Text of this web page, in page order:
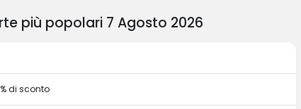
più popolari 7 Agosto 2026
di sconto